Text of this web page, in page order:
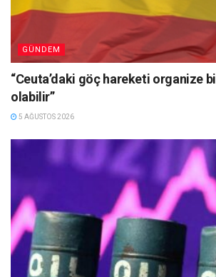
GÜNDEM
“Ceuta’daki göç hareketi organize
olabilir”
5 AĞUSTOS 2026